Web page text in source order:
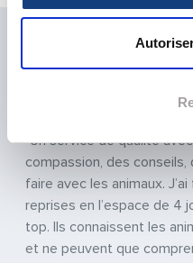
LA SATISFACTION
"Un service de qualité
compassion, des
faire avec les animaux.
reprises en l’espace de 4
top. Ils connaissent les
et ne peuvent que